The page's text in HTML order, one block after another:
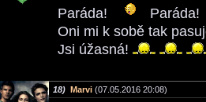
Paráda!
Paráda!
Oni mi k sobě tak
Jsi úžasná!
18) Marvi (07.05.2016 20:08)